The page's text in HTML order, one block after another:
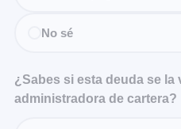
No sé
¿Sabes si esta deuda se la
administradora de cartera?